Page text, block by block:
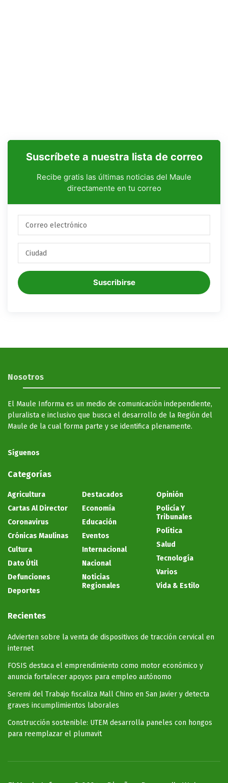
Suscríbete a nuestra lista de correo
Recibe gratis las últimas noticias del Maule
directamente en tu correo
Suscribirse
Nosotros
El Maule Informa es un medio de comunicación independiente,
pluralista e inclusivo que busca el desarrollo de la Región del
Maule de la cual forma parte y se identifica plenamente.
Síguenos
Categorías
Agricultura
Cartas Al Director
Coronavirus
Crónicas Maulinas
Cultura
Dato Útil
Defunciones
Deportes
Destacados
Economía
Educación
Eventos
Internacional
Nacional
Noticias
Regionales
Opinión
Policía Y
Tribunales
Política
Salud
Tecnología
Varios
Vida & Estilo
Recientes
Advierten sobre la venta de dispositivos de tracción cervical en
internet
FOSIS destaca el emprendimiento como motor económico y
anuncia fortalecer apoyos para empleo autónomo
Seremi del Trabajo fiscaliza Mall Chino en San Javier y detecta
graves incumplimientos laborales
Construcción sostenible: UTEM desarrolla paneles con hongos
para reemplazar el plumavit